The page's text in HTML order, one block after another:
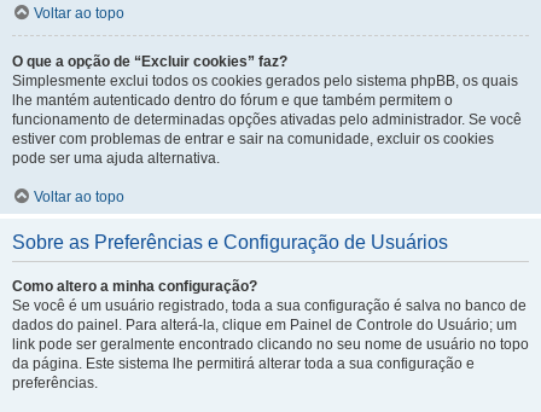
Voltar ao topo
O que a opção de “Excluir cookies” faz?
Simplesmente exclui todos os cookies gerados pelo sistema phpBB, os quais
lhe mantém autenticado dentro do fórum e que também permitem o
funcionamento de determinadas opções ativadas pelo administrador. Se você
estiver com problemas de entrar e sair na comunidade, excluir os cookies
pode ser uma ajuda alternativa.
Voltar ao topo
Sobre as Preferências e Configuração de Usuários
Como altero a minha configuração?
Se você é um usuário registrado, toda a sua configuração é salva no banco de
dados do painel. Para alterá-la, clique em Painel de Controle do Usuário; um
link pode ser geralmente encontrado clicando no seu nome de usuário no topo
da página. Este sistema lhe permitirá alterar toda a sua configuração e
preferências.